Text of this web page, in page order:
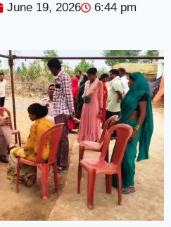
June 19, 2026
6:44 pm